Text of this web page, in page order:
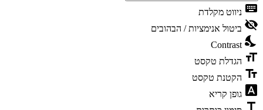
keyboard ניווט מקלדת
visibility_off ביטול אנימציות / הבהובים
nights_stay
Contrast
format_size הגדלת טקסט
text_fields הקטנת טקסט
font_download גופן קריא
title